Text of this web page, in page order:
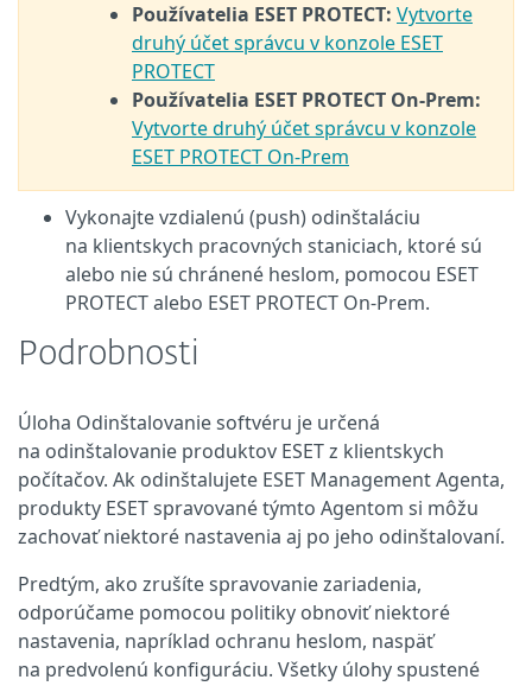
Používatelia ESET PROTECT: Vytvorte
druhý účet správcu v konzole ESET
PROTECT
Používatelia ESET PROTECT On-Prem:
Vytvorte druhý účet správcu v konzole
ESET PROTECT On-Prem
Vykonajte vzdialenú (push) odinštaláciu
na klientskych pracovných staniciach, ktoré sú
alebo nie sú chránené heslom, pomocou ESET
PROTECT alebo ESET PROTECT On‑Prem.
Podrobnosti
Úloha Odinštalovanie softvéru je určená
na odinštalovanie produktov ESET z klientskych
počítačov. Ak odinštalujete ESET Management Agenta,
produkty ESET spravované týmto Agentom si môžu
zachovať niektoré nastavenia aj po jeho odinštalovaní.
Predtým, ako zrušíte spravovanie zariadenia,
odporúčame pomocou politiky obnoviť niektoré
nastavenia, napríklad ochranu heslom, naspäť
na predvolenú konfiguráciu. Všetky úlohy spustené